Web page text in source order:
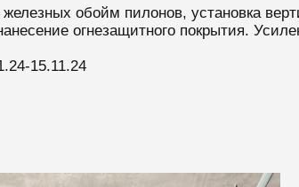
обойм пилонов, установка
огнезащитного покрытия.
15.11.24